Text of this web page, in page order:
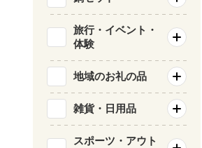
旅行・イベント・
体験
地域のお礼の品
雑貨・日用品
スポーツ・アウト